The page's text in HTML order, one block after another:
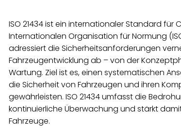
ISO 21434 ist ein internationaler Standard
Internationalen Organisation für Normung
adressiert die Sicherheitsanforderungen
Fahrzeugentwicklung ab – von der
Wartung. Ziel ist es, einen systematischen
die Sicherheit von Fahrzeugen und ihren
gewährleisten. ISO 21434 umfasst die
kontinuierliche Überwachung und stärkt
Fahrzeuge.